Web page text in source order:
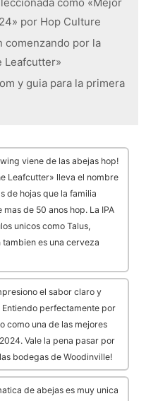
como «Mejor
por Hop Culture
comenzando por la
Leafcutter»
y guia para la primera
viene de las abejas hop!
Leafcutter» lleva el nombre
de hojas que la familia
de 50 anos hop. La IPA
unicos como Talus,
tambien es una cerveza
el sabor claro y
perfectamente por
como una de las mejores
Vale la pena pasar por
bodegas de Woodinville!
de abejas es muy unica